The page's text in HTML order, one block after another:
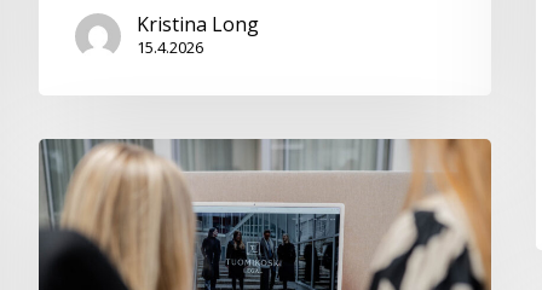
Kristina Long
15.4.2026
Aiesopimus
vai
esisopimus
yrityskaupassa